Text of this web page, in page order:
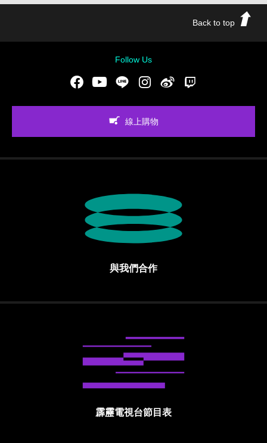
Back to top
Follow Us
FacebookYoutubeLINE Instgram新浪微博
線上購物
與我們合作
霹靂電視台節目表